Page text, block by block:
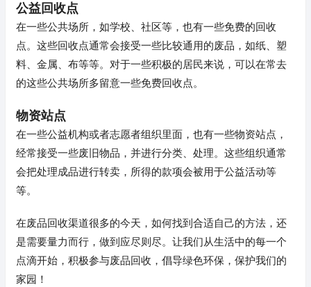
公益回收点
在一些公共场所，如学校、社区等，也有一些免费的回收
点。这些回收点通常会接受一些比较通用的废品，如纸、塑
料、金属、布等等。对于一些积极的居民来说，可以在常去
的这些公共场所多留意一些免费回收点。
物资站点
在一些公益机构或者志愿者组织里面，也有一些物资站点，
经常接受一些废旧物品，并进行分类、处理。这些组织通常
会把处理成品进行转卖，所得的款项会被用于公益活动等
等。
在废品回收渠道很多的今天，如何找到合适自己的方法，还
是需要量力而行，做到应尽则尽。让我们从生活中的每一个
点滴开始，积极参与废品回收，倡导绿色环保，保护我们的
家园！